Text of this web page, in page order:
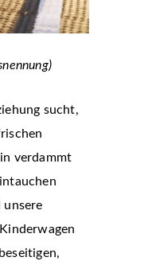
sucht,
verdammt
unsere